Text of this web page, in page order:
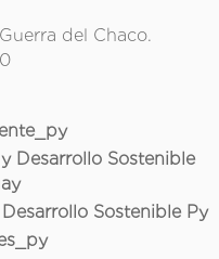
del Chaco.
Desarrollo Sostenible
Sostenible Py